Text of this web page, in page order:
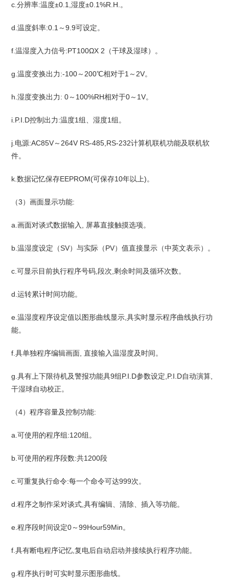
c.分辨率:温度±0.1,湿度±0.1%R.H.。
d.温度斜率:0.1～9.9可设定。
f.温湿度入力信号:PT100ΩX 2（干球及湿球）。
g.温度变换出力:-100～200℃相对于1～2V。
h.湿度变换出力: 0～100%RH相对于0～1V。
i.P.I.D控制出力:温度1组、湿度1组。
j.电源:AC85V～264V RS-485,RS-232计算机联机功能及联机软
件。
k.数据记忆保存EEPROM(可保存10年以上)。
（3）画面显示功能:
a.画面对谈式数据输入, 屏幕直接触摸选项。
b.温湿度设定（SV）与实际（PV）值直接显示（中英文表示）。
c.可显示目前执行程序号码,段次,剩余时间及循环次数。
d.运转累计时间功能。
e.温湿度程序设定值以图形曲线显示,具实时显示程序曲线执行功
能。
f.具单独程序编辑画面, 直接输入温湿度及时间。
g.具有上下限待机及警报功能具9组P.I.D参数设定,P.I.D自动演算,
干湿球自动校正。
（4）程序容量及控制功能:
a.可使用的程序组:120组。
b.可使用的程序段数:共1200段
c.可重复执行命令:每一个命令可达999次。
d.程序之制作采对谈式,具有编辑、清除、插入等功能。
e.程序段时间设定0～99Hour59Min。
f.具有断电程序记忆,复电后自动启动并接续执行程序功能。
g.程序执行时可实时显示图形曲线。